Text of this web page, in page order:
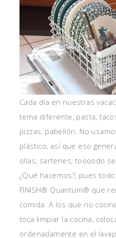
Cada día en nuestras
tema diferente, pasta,
pizzas, pabellón. No
plástico, así que eso
ollas, sartenes, toooodo
¿Qué hacemos?, pues
FINISH® Quantum® que
comida. A los que no
toca limpiar la cocina,
ordenadamente en el